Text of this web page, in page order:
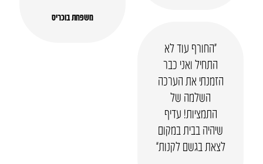
משפחת בוכריס
“החורף עוד לא
התחיל ואני כבר
הזמנתי את הערכה
השלמה של
התמציות! עדיף
שיהיה בבית במקום
לצאת בגשם לקנות”